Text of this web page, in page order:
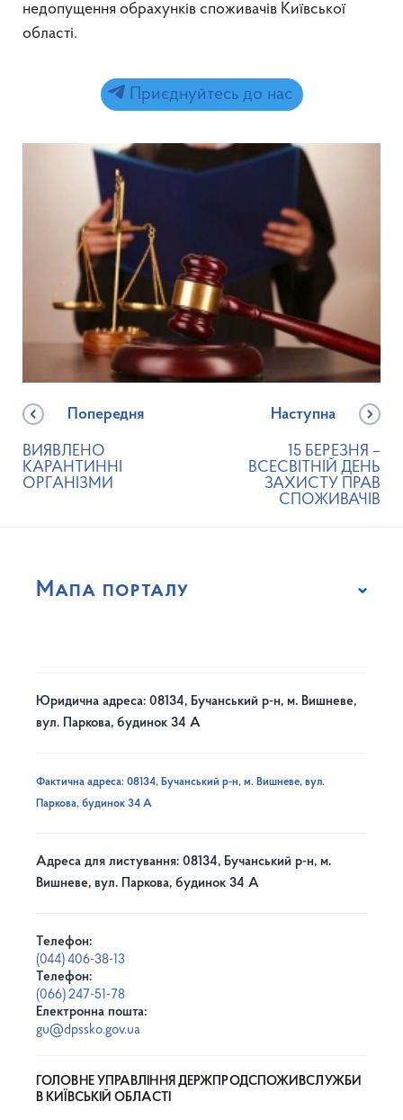
недопущення обрахунків споживачів Київської
області.
Приєднуйтесь до нас
Попередня
ВИЯВЛЕНО
КАРАНТИННІ
ОРГАНІЗМИ
Наступна
15 БЕРЕЗНЯ –
ВСЕСВІТНІЙ ДЕНЬ
ЗАХИСТУ ПРАВ
СПОЖИВАЧІВ
Мапа порталу
Юридична адреса: 08134, Бучанський р-н, м. Вишневе,
вул. Паркова, будинок 34 А
Фактична адреса: 08134, Бучанський р-н, м. Вишневе, вул.
Паркова, будинок 34 А
Адреса для листування: 08134, Бучанський р-н, м.
Вишневе, вул. Паркова, будинок 34 А
Телефон:
(044) 406-38-13
Телефон:
(066) 247-51-78
Електронна пошта:
gu@dpssko.gov.ua
ГОЛОВНЕ УПРАВЛІННЯ ДЕРЖПРОДСПОЖИВСЛУЖБИ
В КИЇВСЬКІЙ ОБЛАСТІ